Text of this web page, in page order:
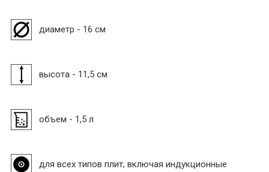
диаметр - 16 см
высота - 11,5 см
объем - 1,5 л
для всех типов плит, включая индукционные